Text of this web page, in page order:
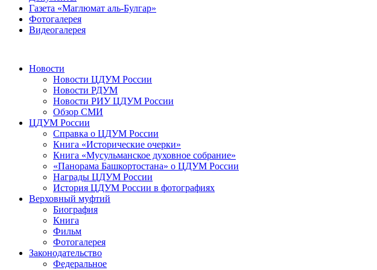
Газета «Маглюмат аль-Булгар»
Фотогалерея
Видеогалерея
Новости
Новости ЦДУМ России
Новости РДУМ
Новости РИУ ЦДУМ России
Обзор СМИ
ЦДУМ России
Справка о ЦДУМ России
Книга «Исторические очерки»
Книга «Мусульманское духовное собрание»
«Панорама Башкортостана» о ЦДУМ России
Награды ЦДУМ России
История ЦДУМ России в фотографиях
Верховный муфтий
Биография
Книга
Фильм
Фотогалерея
Законодательство
Федеральное